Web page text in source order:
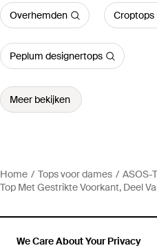
We Care About Your Privacy
Overhemden Croptops
Peplum designertops
Meer bekijken
Home Tops voor dames ASOS-
Top Met Gestrikte Voorkant, Deel